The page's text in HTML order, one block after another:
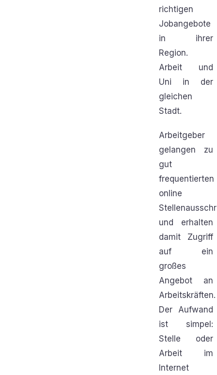
richtigen
Jobangebote
in ihrer
Region.
Arbeit und
Uni in der
gleichen
Stadt.
Arbeitgeber
gelangen zu
gut
frequentierten
online
und erhalten
damit Zugriff
auf ein
großes
Angebot an
Arbeitskräften.
Der Aufwand
ist simpel:
Stelle oder
Arbeit im
Internet